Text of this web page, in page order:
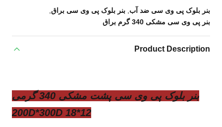
بنر بلوک پی وی سی ضد آب بنر بلوک پی وی سی براق
بنر پی وی سی مشکی 340 گرم براق
Product Description
بنر بلوک پی وی سی پشت مشکی 340 گرمی
200D*300D 18*12